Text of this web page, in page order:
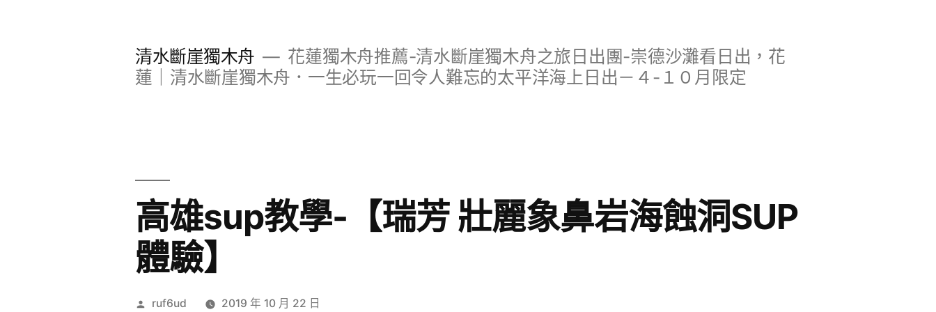
清水斷崖獨木舟
花蓮獨木舟推薦-清水斷崖獨木舟之旅日出團-崇德沙灘看日出，花
蓮｜清水斷崖獨木舟．一生必玩一回令人難忘的太平洋海上日出－４-１０月限定
高雄sup教學-【瑞芳 壯麗象鼻岩海蝕洞SUP
體驗】
作
ruf6ud 2019 年 10 月 22 日